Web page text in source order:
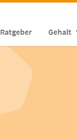
Ratgeber Gehalt